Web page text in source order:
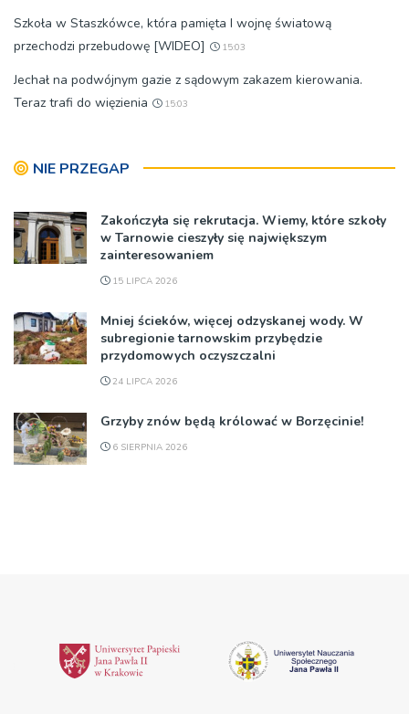
Szkoła w Staszkówce, która pamięta I wojnę światową
przechodzi przebudowę [WIDEO]
15:03
Jechał na podwójnym gazie z sądowym zakazem kierowania.
Teraz trafi do więzienia
15:03
NIE PRZEGAP
Zakończyła się rekrutacja. Wiemy, które szkoły
w Tarnowie cieszyły się największym
zainteresowaniem
15 LIPCA 2026
Mniej ścieków, więcej odzyskanej wody. W
subregionie tarnowskim przybędzie
przydomowych oczyszczalni
24 LIPCA 2026
Grzyby znów będą królować w Borzęcinie!
6 SIERPNIA 2026